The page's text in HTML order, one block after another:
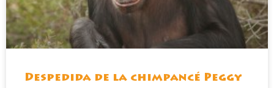
Despedida de la chimpancé Peggy